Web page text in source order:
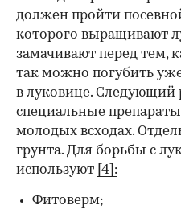
должен пройти
которого выращивают
замачивают перед тем,
так можно погубить
в луковице. Следующий
специальные
молодых всходах.
грунта. Для борьбы с
используют [4]:
Фитоверм;